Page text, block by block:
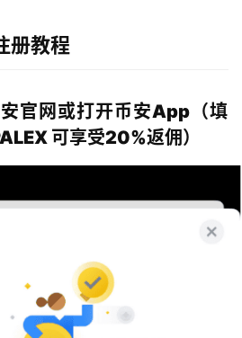
册教程
官网或打开币安App（填
可享受20%返佣）